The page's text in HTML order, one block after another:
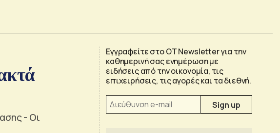
- Οι
Εγγραφείτε στο OT Newsletter για την
καθημερινή σας ενημέρωση με
ειδήσεις από την οικονομία, τις
επιχειρήσεις, τις αγορές και τα διεθνή.